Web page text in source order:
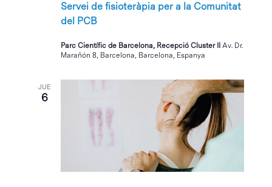
Servei de fisioteràpia per a la Comunitat
del PCB
Parc Científic de Barcelona, Recepció Cluster IIAv. Dr.
Marañón 8, Barcelona, Barcelona, Espanya
JUE
6